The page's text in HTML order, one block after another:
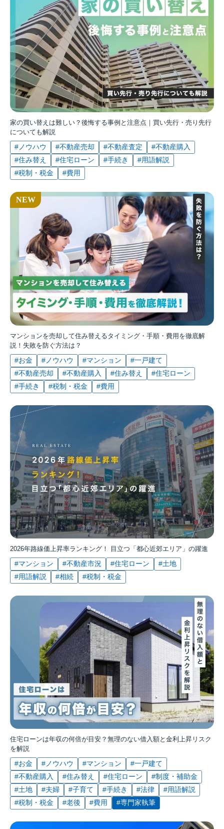
家の買い替えは難しい？後悔する事例と注意点｜買い先行・売り先行
についても解説
#ノウハウ #不動産売却 #不動産査定
#不動産購入
#住み替え
#住宅ローン #手続き
#用語解説
#税制・税金
#費用
マンションを売却して住み替えるタイミング・手順・費用を徹底解
説！失敗を防ぐ方法は？
#お金 #ノウハウ #マンション
#一戸建て
#不動産売却
#不動産購入 #住み替え
#住宅ローン
#手続き
#税制・税金 #費用
2026年路線価上昇率ランキング！ 目立つ「都心近郊エリア」の躍進
#マンション #不動産市況 #住宅ローン
#土地
#用語解説
#相続 #税制・税金
住宅ローンは年収の何倍が目安？無理のない借入額と金利上昇リスク
を解説
#お金 #ノウハウ #マンション
#一戸建て
#不動産購入
#住み替え #住宅ローン
#制度・補助金
#土地
#夫婦 #子育て #手続き #法律
#用語解説
#税制・税金
#老後 #費用 #専門家執筆